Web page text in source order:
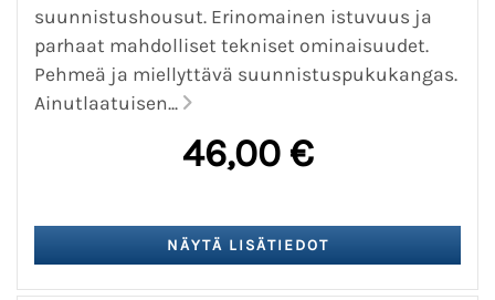
suunnistushousut. Erinomainen istuvuus ja
parhaat mahdolliset tekniset ominaisuudet.
Pehmeä ja miellyttävä suunnistuspukukangas.
Ainutlaatuisen...
46,00 €